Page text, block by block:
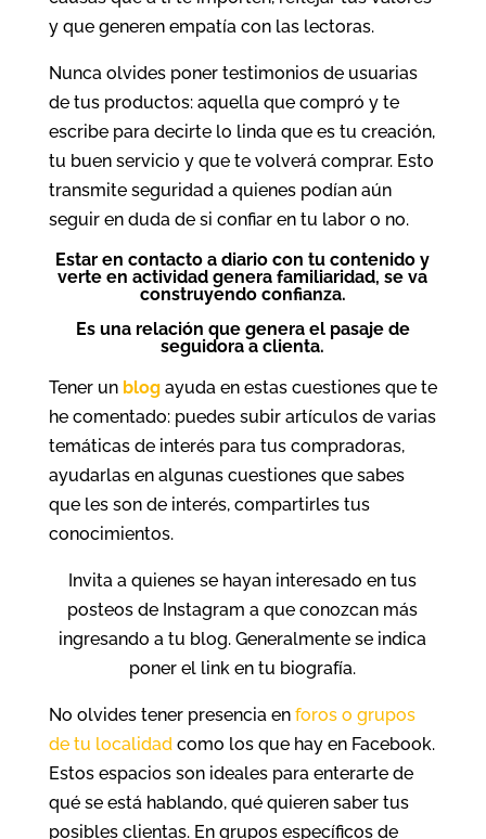
y que generen empatía con las lectoras.
Nunca olvides poner testimonios de usuarias
de tus productos: aquella que compró y te
escribe para decirte lo linda que es tu creación,
tu buen servicio y que te volverá comprar. Esto
transmite seguridad a quienes podían aún
seguir en duda de si confiar en tu labor o no.
Estar en contacto a diario con tu contenido y
verte en actividad genera familiaridad, se va
construyendo confianza.
Es una relación que genera el pasaje de
seguidora a clienta.
Tener un blogayuda en estas cuestiones que te
he comentado: puedes subir artículos de varias
temáticas de interés para tus compradoras,
ayudarlas en algunas cuestiones que sabes
que les son de interés, compartirles tus
conocimientos.
Invita a quienes se hayan interesado en tus
posteos de Instagram a que conozcan más
ingresando a tu blog. Generalmente se indica
poner el link en tu biografía.
No olvides tener presencia en foros o grupos
de tu localidadcomo los que hay en Facebook.
Estos espacios son ideales para enterarte de
qué se está hablando, qué quieren saber tus
posibles clientas. En grupos específicos de